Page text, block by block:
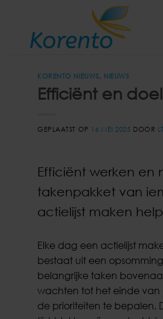
inhoud
KORENTO NIEUWS NIEUWS
Efficiënt en
GEPLAATST OP 16 MEI 2025 DOOR
Efficiënt werken en
takenpakket van
actielijst maken
Elke dag een actielijst
bestaat uit een
belangrijke taken
wachten tot het einde
de prioriteiten te bepalen.